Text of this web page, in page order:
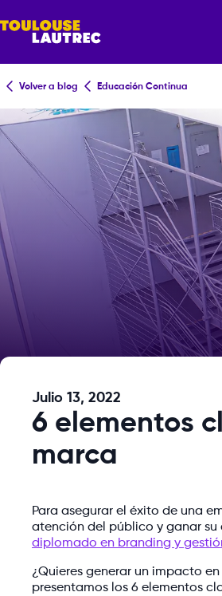
Volver a blog Educación Continua
Julio 13, 2022
6 elementos
marca
Para asegurar el éxito de una
atención del público y ganar su
diplomado en branding y
¿Quieres generar un impacto
presentamos los 6 elementos